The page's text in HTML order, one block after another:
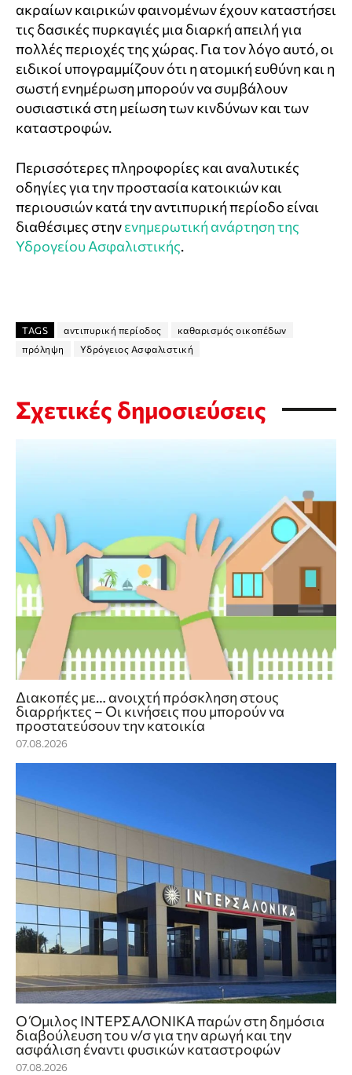
ακραίων καιρικών φαινομένων έχουν καταστήσει
τις δασικές πυρκαγιές μια διαρκή απειλή για
πολλές περιοχές της χώρας. Για τον λόγο αυτό, οι
ειδικοί υπογραμμίζουν ότι η ατομική ευθύνη και η
σωστή ενημέρωση μπορούν να συμβάλουν
ουσιαστικά στη μείωση των κινδύνων και των
καταστροφών.
Περισσότερες πληροφορίες και αναλυτικές
οδηγίες για την προστασία κατοικιών και
περιουσιών κατά την αντιπυρική περίοδο είναι
διαθέσιμες στηνενημερωτική ανάρτηση της
Υδρογείου Ασφαλιστικής.
TAGS αντιπυρική περίοδος
καθαρισμός οικοπέδων
πρόληψη
Υδρόγειος Ασφαλιστική
Σχετικές δημοσιεύσεις
Διακοπές με… ανοιχτή πρόσκληση στους
διαρρήκτες – Οι κινήσεις που μπορούν να
προστατεύσουν την κατοικία
07.08.2026
Ο Όμιλος ΙΝΤΕΡΣΑΛΟΝΙΚΑ παρών στη δημόσια
διαβούλευση του ν/σ για την αρωγή και την
ασφάλιση έναντι φυσικών καταστροφών
07.08.2026